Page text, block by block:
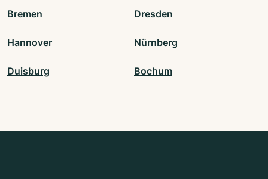
Bremen Dresden
Hannover Nürnberg
Duisburg Bochum